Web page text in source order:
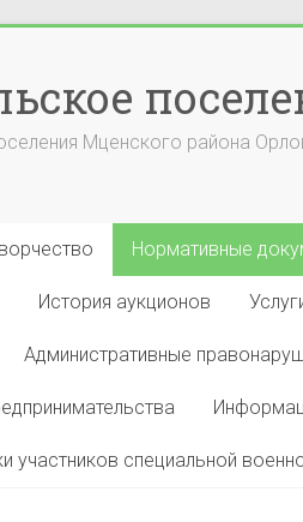
Мценского района
Нормативные
История аукционов
Административные
участников специальной